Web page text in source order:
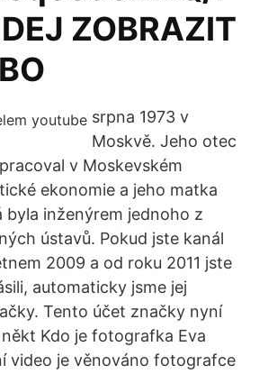
ZOBRAZIT
srpna 1973 v
Moskvě. Jeho otec
v Moskevském
ekonomie a jeho matka
byla inženýrem jednoho z
ústavů. Pokud jste kanál
2009 a od roku 2011 jste
automaticky jsme jej
Tento účet značky nyní
Kdo je fotografka Eva
video je věnováno fotografce